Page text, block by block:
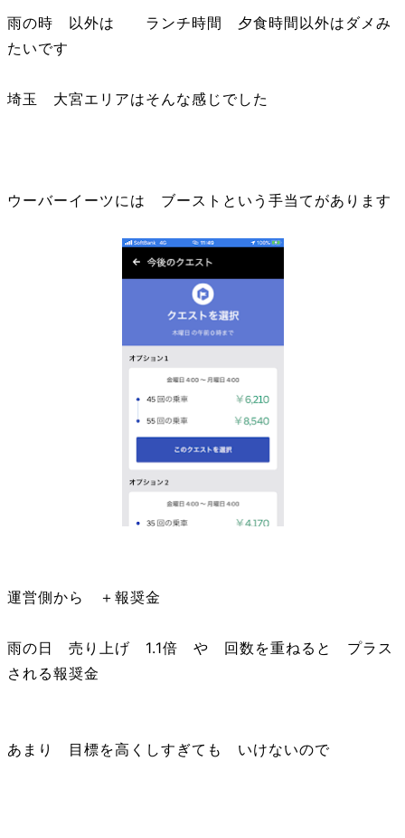
雨の時 以外は ランチ時間 夕食時間以外はダメみ
たいです
埼玉 大宮エリアはそんな感じでした
ウーバーイーツには ブーストという手当てがあります
運営側から ＋報奨金
雨の日 売り上げ 1.1倍 や 回数を重ねると プラス
される報奨金
あまり 目標を高くしすぎても いけないので